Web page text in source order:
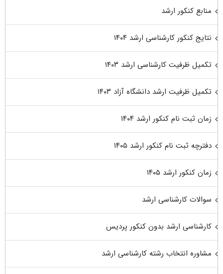
منابع کنکور ارشد
نتایج کنکور کارشناسی ارشد ۱۴۰۴
تکمیل ظرفیت کارشناسی ارشد ۱۴۰۳
تکمیل ظرفیت ارشد دانشگاه آزاد ۱۴۰۳
زمان ثبت نام کنکور ارشد ۱۴۰۴
دفترچه ثبت نام کنکور ارشد ۱۴۰۵
زمان کنکور ارشد ۱۴۰۵
سوالات کارشناسی ارشد
کارشناسی ارشد بدون کنکور پردیس
مشاوره انتخاب رشته کارشناسی ارشد